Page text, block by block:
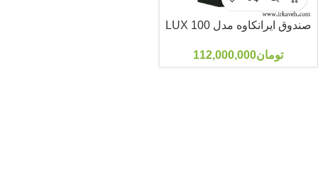
صندوق ایرانکاوه مدل 100 LUX
تومان112,000,000